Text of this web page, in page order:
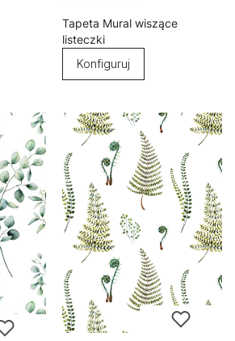
Tapeta Mural wiszące
listeczki
Konfiguruj